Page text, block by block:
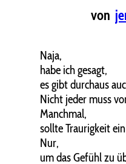
von
Naja,
habe ich gesagt,
es gibt durchaus
Nicht jeder muss
Manchmal,
sollte Traurigkeit
Nur,
um das Gefühl zu